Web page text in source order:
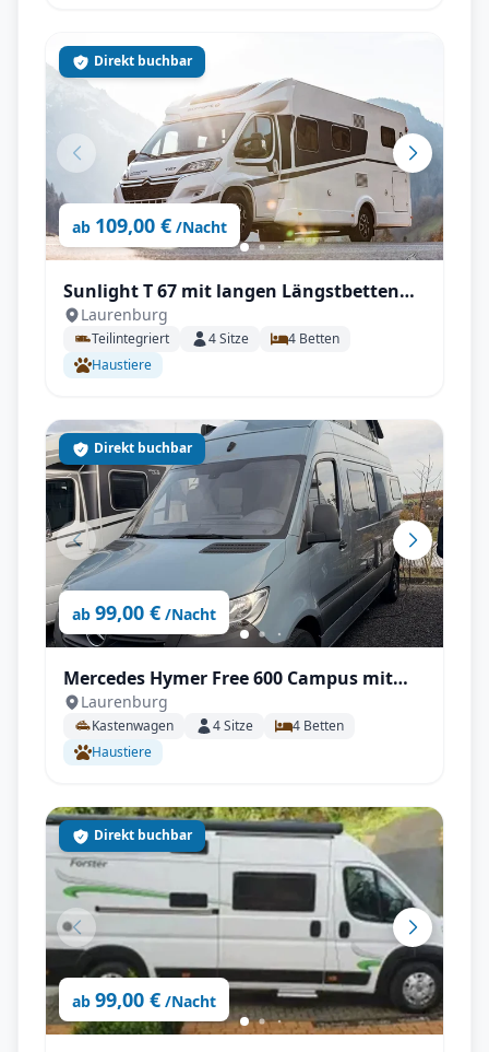
ab 109,00 € /Nacht
Direkt buchbar
Sunlight T 67 mit langen Längstbetten
und voll Autrak
Laurenburg
Teilintegriert 4Sitze 4 Betten
Haustiere
ab 99,00 € /Nacht
Direkt buchbar
Mercedes Hymer Free 600 Campus mit
Automatik, Aufstelldach, AHK uvm.
Laurenburg
Kastenwagen 4Sitze 4 Betten
Haustiere
ab 99,00 € /Nacht
Direkt buchbar